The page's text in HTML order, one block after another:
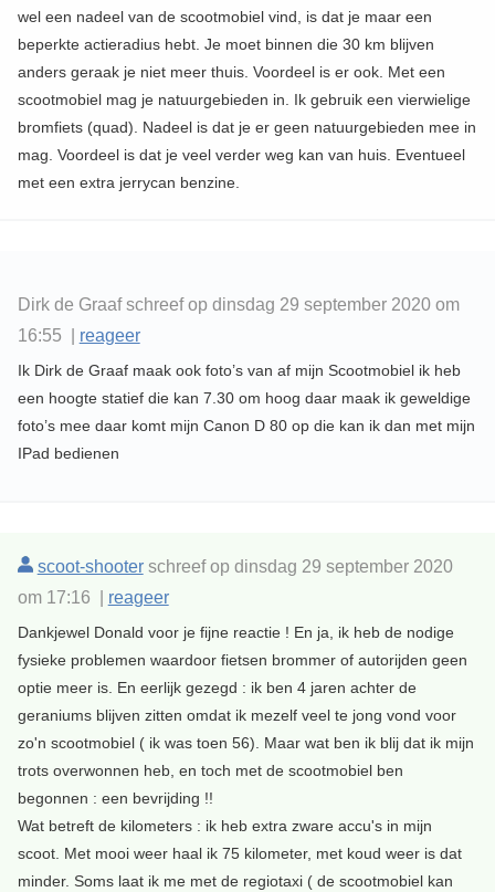
wel een nadeel van de scootmobiel vind, is dat je maar een
beperkte actieradius hebt. Je moet binnen die 30 km blijven
anders geraak je niet meer thuis. Voordeel is er ook. Met een
scootmobiel mag je natuurgebieden in. Ik gebruik een vierwielige
bromfiets (quad). Nadeel is dat je er geen natuurgebieden mee in
mag. Voordeel is dat je veel verder weg kan van huis. Eventueel
met een extra jerrycan benzine.
Dirk de Graaf schreef op dinsdag 29 september 2020 om
16:55 | reageer
Ik Dirk de Graaf maak ook foto’s van af mijn Scootmobiel ik heb
een hoogte statief die kan 7.30 om hoog daar maak ik geweldige
foto’s mee daar komt mijn Canon D 80 op die kan ik dan met mijn
IPad bedienen
scoot-shooterschreef op dinsdag 29 september 2020
om 17:16 | reageer
Dankjewel Donald voor je fijne reactie ! En ja, ik heb de nodige
fysieke problemen waardoor fietsen brommer of autorijden geen
optie meer is. En eerlijk gezegd : ik ben 4 jaren achter de
geraniums blijven zitten omdat ik mezelf veel te jong vond voor
zo'n scootmobiel ( ik was toen 56). Maar wat ben ik blij dat ik mijn
trots overwonnen heb, en toch met de scootmobiel ben
begonnen : een bevrijding !!
Wat betreft de kilometers : ik heb extra zware accu's in mijn
scoot. Met mooi weer haal ik 75 kilometer, met koud weer is dat
minder. Soms laat ik me met de regiotaxi ( de scootmobiel kan